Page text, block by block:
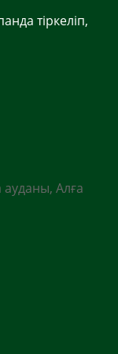
тіркеліп,
Алға